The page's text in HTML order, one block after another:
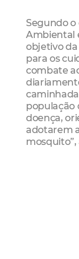
Segundo
Ambiental
objetivo da
para os
combate
população
doença,
adotarem